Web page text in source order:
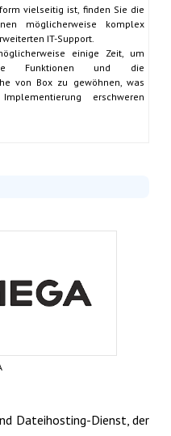
vielseitig ist, finden Sie die
möglicherweise komplex
IT-Support.
einige Zeit, um
Funktionen und die
von Box zu gewöhnen, was
erschweren
Dateihosting-Dienst, der